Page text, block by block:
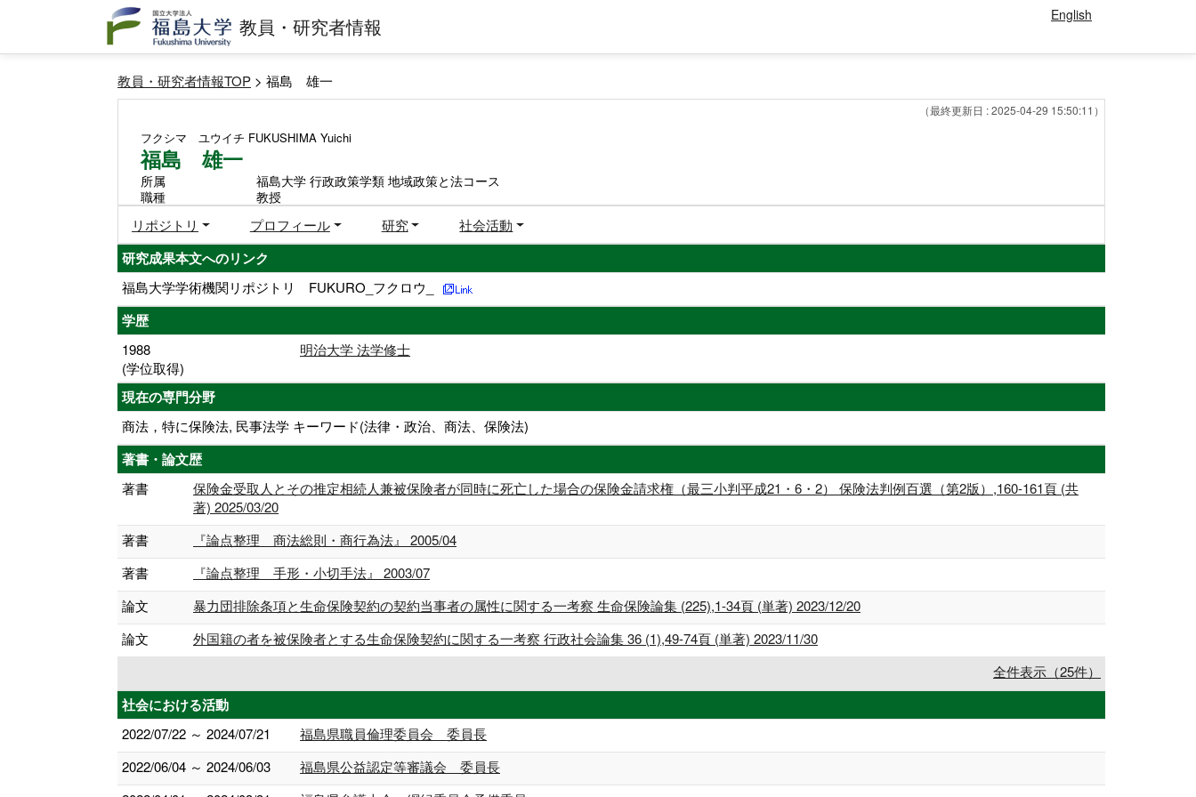
教員・研究者情報 English
教員・研究者情報TOP > 福島 雄一
（最終更新日 : 2025-04-29 15:50:11）
フクシマ ユウイチ FUKUSHIMA Yuichi
福島 雄一
所属
福島大学 行政政策学類 地域政策と法コース
職種
教授
リポジトリ プロフィール 研究 社会活動
研究成果本文へのリンク
福島大学学術機関リポジトリ FUKURO_フクロウ_
学歴
1988
(学位取得)
明治大学 法学修士
現在の専門分野
商法，特に保険法, 民事法学 キーワード(法律・政治、商法、保険法)
著書・論文歴
著書
保険金受取人とその推定相続人兼被保険者が同時に死亡した場合の保険金請求権（最三小判平成21・6・2） 保険法判例百選（第2版）,160-161頁 (共
著) 2025/03/20
著書
『論点整理 商法総則・商行為法』 2005/04
著書
『論点整理 手形・小切手法』 2003/07
論文
暴力団排除条項と生命保険契約の契約当事者の属性に関する一考察 生命保険論集 (225),1-34頁 (単著) 2023/12/20
論文
外国籍の者を被保険者とする生命保険契約に関する一考察 行政社会論集 36 (1),49-74頁 (単著) 2023/11/30
全件表示（25件）
社会における活動
2022/07/22 ～ 2024/07/21
福島県職員倫理委員会 委員長
2022/06/04 ～ 2024/06/03
福島県公益認定等審議会 委員長